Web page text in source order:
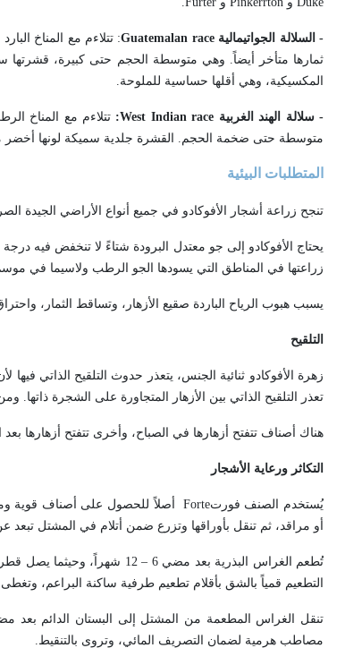
- السلالة الجواتيماليةGuatemalan race
ثمارها متأخر أيضاً. وهي متوسطة الحجم حتى كبيرة، قشرتها
المكسيكية، وهي أقلها حساسية للملوحة.
- سلالة الهند الغربية West Indian race
:
متوسطة حتى ضخمة الحجم. القشرة جلدية سميكة لونها أخضر
المتطلبات البيئية
تنجح زراعة أشجار الأفوكادو في جميع أنواع الأراضي الجيدة
يحتاج الأفوكادو إلى جو معتدل البرودة شتاءً لا تنخفض فيه
زراعتها في المناطق التي يسودها الجو الرطب ولاسيما في
يسبب هبوب الرياح الباردة صقيع الأزهار، وتساقط الثمار،
التلقيح
زهرة الأفوكادو ثنائية الجنس، يتعذر حدوث التلقيح الذاتي
تعذر التلقيح الذاتي بين الأزهار المتجاورة على الشجرة ذاتها.
هناك أصناف تتفتح أزهارها في الصباح، وأخرى تتفتح أزهارها
التكاثر ورعاية الأشجار
يُستخدم الصنف فورتForte أصلاً للحصول على أصناف قوية
أو مراقد، ثم تنقل بأوراقها وتزرع ضمن أتلام في المشتل تبعد عن بعضها بعضاً 60- 70 سم وبين
تُطعم الغراس البذرية بعد مضي 6 – 12 شهراً، وحيثما يصل قطرها إلى 10 – 15 مم، وذلك بالطريقة الدرعية
التطعيم قمياً بالشق بأقلام تطعيم طرفية ساكنة البراعم،
مصاطب هرمية لضمان التصريف المائي، وتروى بالتنقيط.